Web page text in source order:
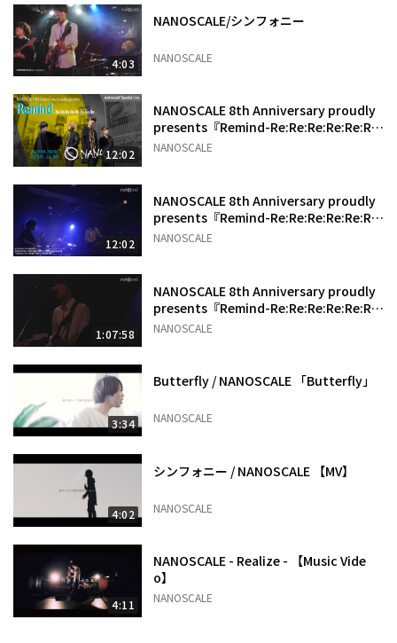
4:03
NANOSCALE/シンフォニー
NANOSCALE
12:02
NANOSCALE 8th Anniversary proudly
presents『Remind-Re:Re:Re:Re:Re:Re:
Re:Re:』
NANOSCALE
12:02
NANOSCALE 8th Anniversary proudly
presents『Remind-Re:Re:Re:Re:Re:Re:
Re:Re:』
NANOSCALE
1:07:58
NANOSCALE 8th Anniversary proudly
presents『Remind-Re:Re:Re:Re:Re:Re:
Re:Re:』
NANOSCALE
3:34
Butterfly / NANOSCALE 「Butterfly」
NANOSCALE
4:02
シンフォニー / NANOSCALE 【MV】
NANOSCALE
4:11
NANOSCALE - Realize - 【Music Vide
o】
NANOSCALE